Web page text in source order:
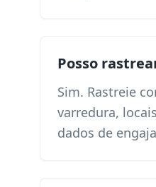
Posso
Sim. Rastreie
varredura,
dados de